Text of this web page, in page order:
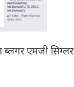
ब्लगर एमजी सिग्लर